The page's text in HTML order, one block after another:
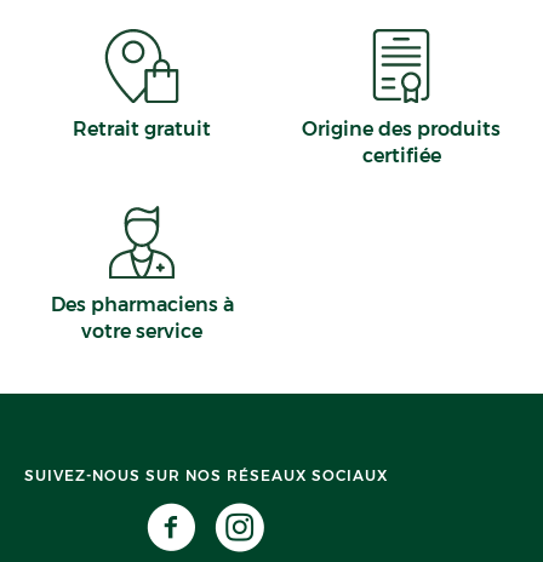
Retrait gratuit
Origine des produits
certifiée
Des pharmaciens à
votre service
SUIVEZ-NOUS SUR NOS RÉSEAUX SOCIAUX